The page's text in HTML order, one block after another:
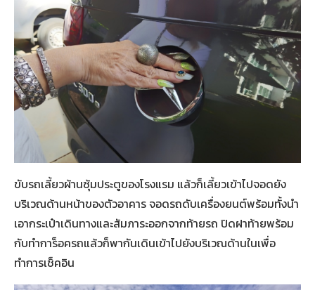
ขับรถเลี้ยวผ้านซุ้มประตูของโรงแรม แล้วก็เลี้ยวเข้าไปจอดยัง
บริเวณด้านหน้าของตัวอาคาร จอดรถดับเครื่องยนต์พร้อมทั้งนำ
เอากระเป๋าเดินทางและสัมภาระออกจากท้ายรถ ปิดฝาท้ายพร้อม
กับทำการ็อครถแล้วก็พากันเดินเข้าไปยังบริเวณด้านในเพื่อ
ทำการเช็คอิน